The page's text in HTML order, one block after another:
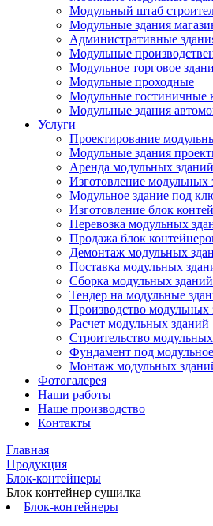
Модульный штаб
Модульные здания
Административные
Модульные
Модульное торговое
Модульные проходные
Модульные гостиничные
Модульные здания
Услуги
Проектирование
Модульные здания
Аренда модульных зданий
Изготовление модульных
Модульное здание под
Изготовление блок
Перевозка модульных
Продажа блок
Демонтаж модульных
Поставка модульных
Сборка модульных зданий
Тендер на модульные
Производство модульных
Расчет модульных зданий
Строительство
Фундамент под
Монтаж модульных
Фотогалерея
Наши работы
Наше производство
Контакты
Главная
Продукция
Блок-контейнеры
Блок контейнер сушилка
Блок-контейнеры